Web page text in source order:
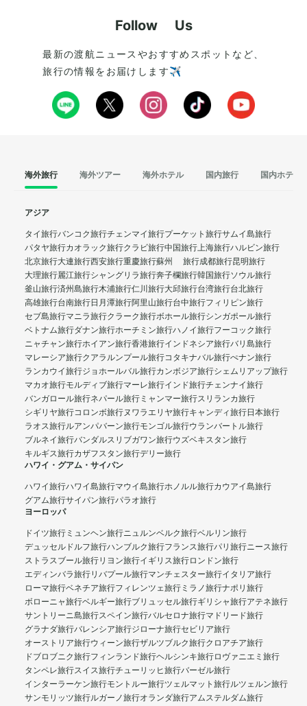
Follow Us
最新の渡航ニュースやおすすめスポットなど、
旅行の情報をお届けします✈️
海外旅行 海外ツアー 海外ホテル 国内旅行 国内ホテル
アジア
タイ旅行バンコク旅行チェンマイ旅行プーケット旅行サムイ島旅行
パタヤ旅行カオラック旅行クラビ旅行中国旅行上海旅行ハルビン旅行
北京旅行大連旅行西安旅行重慶旅行蘇州 旅行成都旅行昆明旅行
大理旅行麗江旅行シャングリラ旅行奔子欄旅行韓国旅行ソウル旅行
釜山旅行済州島旅行木浦旅行仁川旅行大邱旅行台湾旅行台北旅行
高雄旅行台南旅行日月潭旅行阿里山旅行台中旅行フィリピン旅行
セブ島旅行マニラ旅行クラーク旅行ボホール旅行シンガポール旅行
ベトナム旅行ダナン旅行ホーチミン旅行ハノイ旅行フーコック旅行
ニャチャン旅行ホイアン旅行香港旅行インドネシア旅行バリ島旅行
マレーシア旅行クアラルンプール旅行コタキナバル旅行ぺナン旅行
ランカウイ旅行ジョホールバル旅行カンボジア旅行シェムリアップ旅行
マカオ旅行モルディブ旅行マーレ旅行インド旅行チェンナイ旅行
バンガロール旅行ネパール旅行 ミャンマー旅行スリランカ旅行
シギリヤ旅行コロンボ旅行ヌワラエリヤ旅行キャンディ旅行日本旅行
ラオス旅行ルアンパバーン旅行モンゴル旅行ウランバートル旅行
ブルネイ旅行バンダルスリブガワン旅行ウズベキスタン旅行
キルギス旅行カザフスタン旅行デリー旅行
ハワイ・グアム・サイパン
ハワイ旅行ハワイ島旅行マウイ島旅行ホノルル旅行カウアイ島旅行
グアム旅行サイパン旅行パラオ旅行
ヨーロッパ
ドイツ旅行 ミュンヘン旅行ニュルンベルク旅行ベルリン旅行
デュッセルドルフ旅行ハンブルク旅行フランス旅行パリ旅行ニース旅行
ストラスブール旅行リヨン旅行イギリス旅行ロンドン旅行
エディンバラ旅行リバプール旅行マンチェスター旅行イタリア旅行
ローマ旅行ベネチア旅行フィレンツェ旅行 ミラノ旅行ナポリ旅行
ボローニャ旅行ベルギー旅行ブリュッセル旅行ギリシャ旅行アテネ旅行
サントリーニ島旅行スペイン旅行バルセロナ旅行マドリード旅行
グラナダ旅行バレンシア旅行ジローナ旅行セビリア旅行
オーストリア旅行ウィーン旅行ザルツブルク旅行クロアチア旅行
ドブロブニク旅行フィンランド旅行ヘルシンキ旅行ロヴァニエミ旅行
タンペレ旅行スイス旅行チューリッヒ旅行バーゼル旅行
インターラーケン旅行モントルー旅行ツェルマット旅行ルツェルン旅行
サンモリッツ旅行ルガーノ旅行オランダ旅行アムステルダム旅行